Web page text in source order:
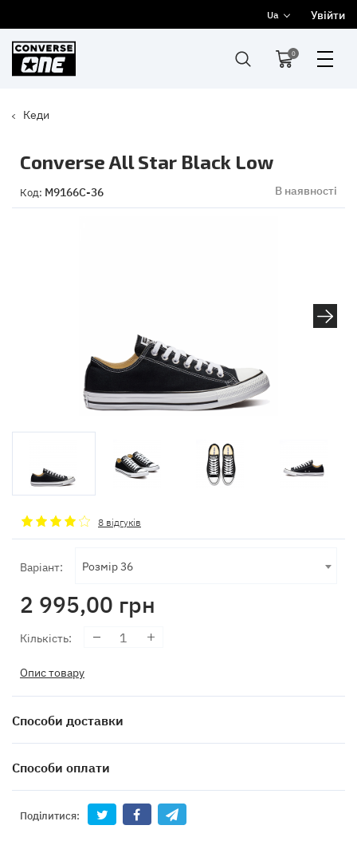
Ua Увійти
0
Кеди
Converse All Star Black Low
Код: M9166C-36 В наявності
8 відгуків
Варіант: Розмір 36
2 995,00 грн
Кількість:
Опис товару
Способи доставки
Способи оплати
Поділитися: